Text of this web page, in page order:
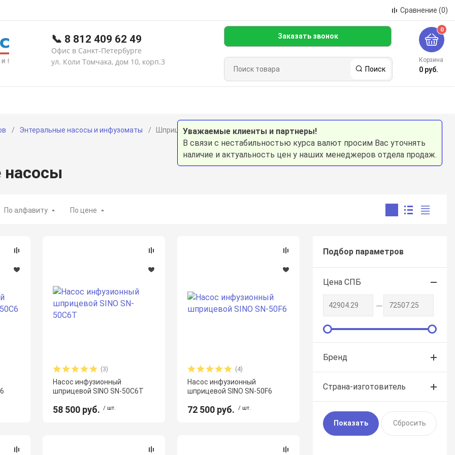
Сравнение (0)
📞 8 812 409 62 49
Офис в Санкт-Петербурге
ул. Коли Томчака, дом 10, корп.3
Поиск
Заказать звонок
0
Корзина
0 руб.
Энтеральные насосы и инфузоматы Шприцевые насосы
Уважаемые клиенты и партнеры!
В связи с нестабильностью курса валют просим Вас уточнять
наличие и актуальность цен у наших менеджеров отдела продаж.
По алфавиту По цене
Подбор параметров
Цена СПБ
Бренд
Страна-изготовитель
(3)
Насос инфузионный
шприцевой SINO SN-50C6T
58 500 руб. / шт.
(4)
Насос инфузионный
шприцевой SINO SN-50F6
72 500 руб. / шт.